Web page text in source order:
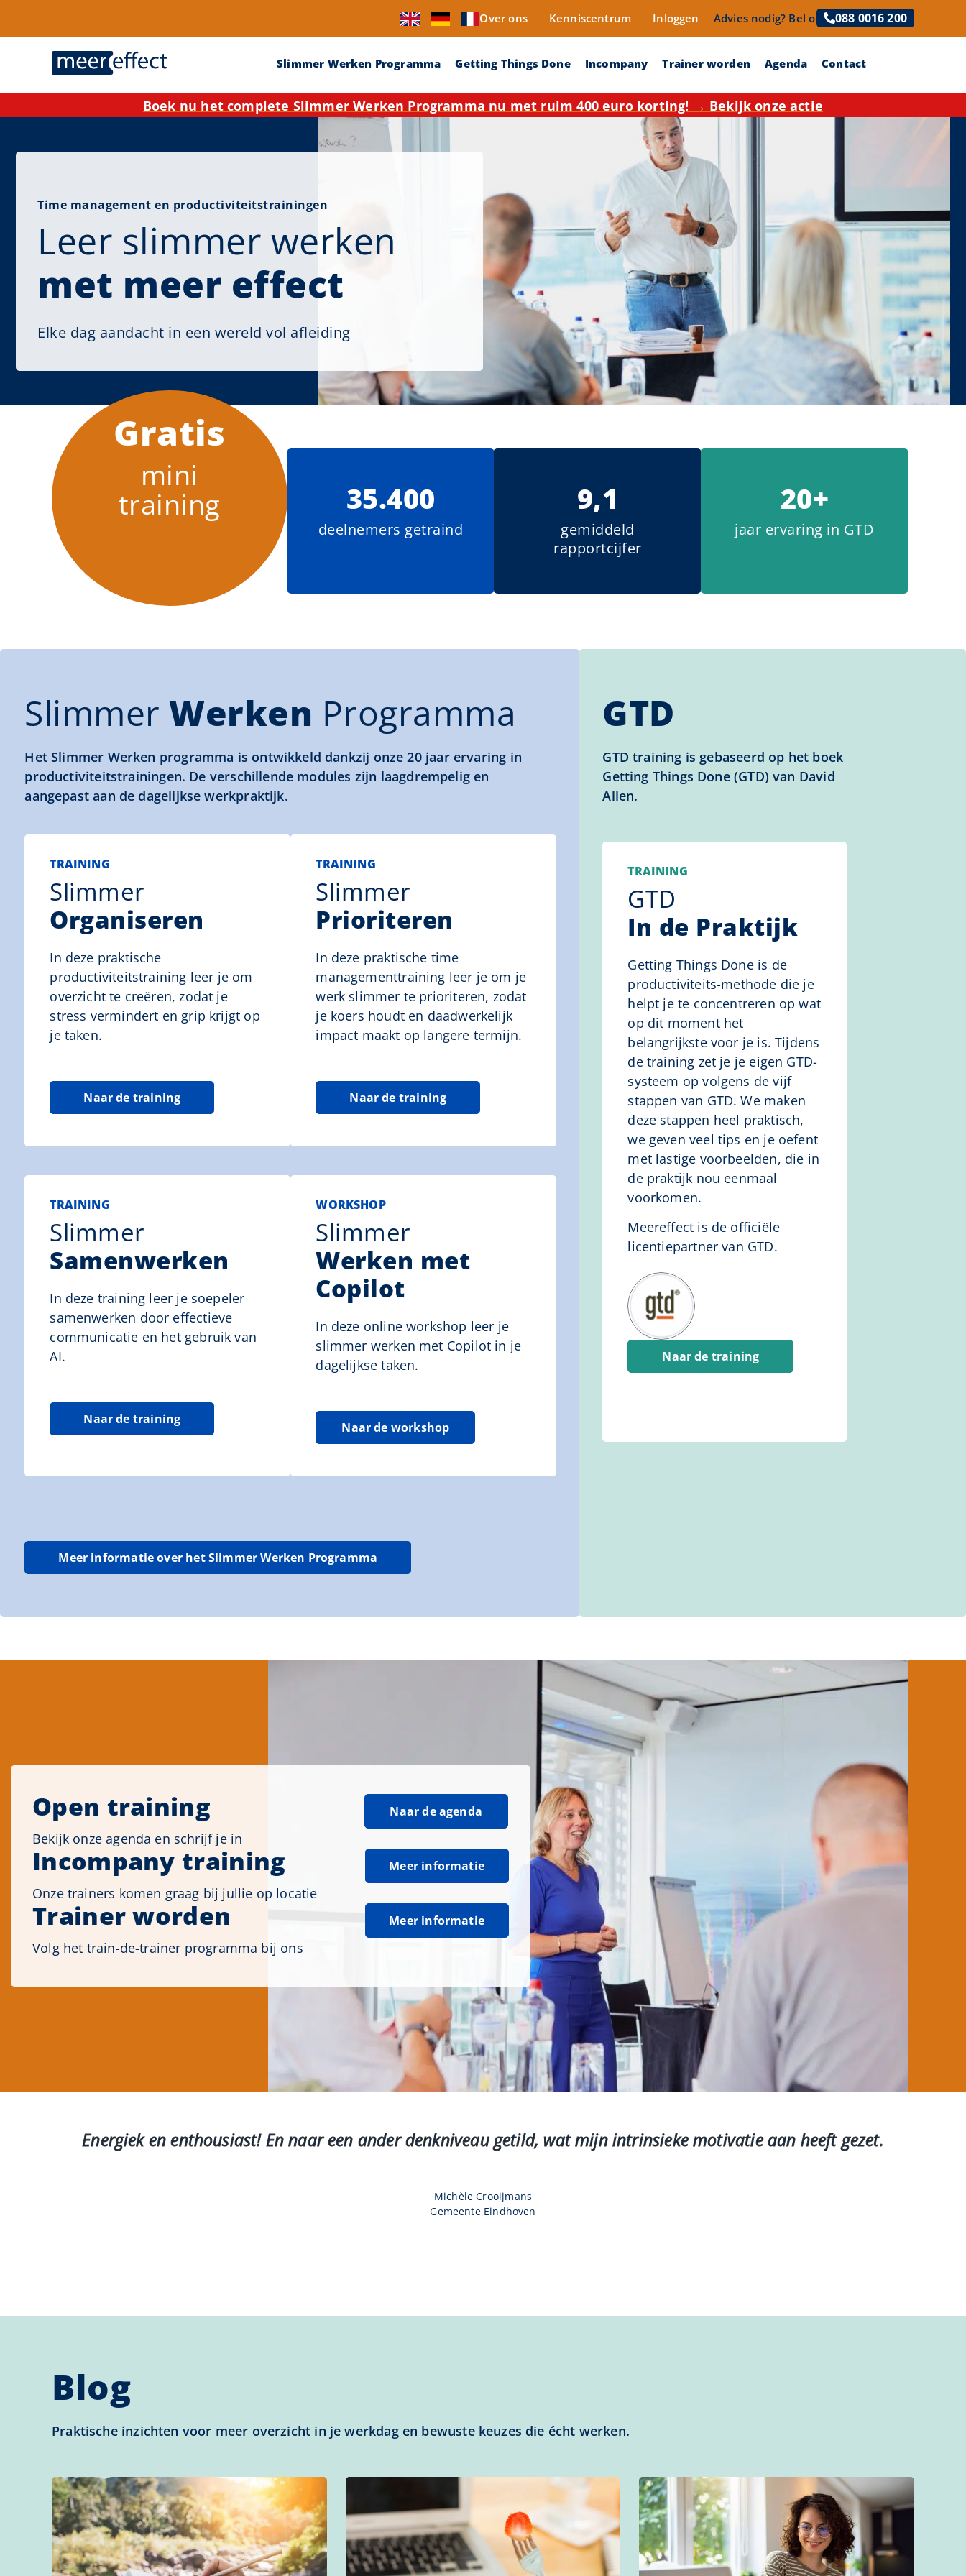
Over ons Kenniscentrum Inloggen Advies nodig? Bel ons! 088 0016 200
Slimmer Werken Programma Getting Things Done Incompany Trainer worden Agenda Contact
Boek nu het complete Slimmer Werken Programma nu met ruim 400 euro korting! → Bekijk onze actie
Time management en productiviteitstrainingen
Leer slimmer werken
met meer effect
Elke dag aandacht in een wereld vol afleiding
Gratis
mini
training 35.400
deelnemers getraind
9,1
gemiddeld
rapportcijfer
20+
jaar ervaring in GTD
SlimmerWerken Programma
Het Slimmer Werken programma is ontwikkeld dankzij onze 20 jaar ervaring in
productiviteitstrainingen. De verschillende modules zijn laagdrempelig en
aangepast aan de dagelijkse werkpraktijk.
TRAINING
Slimmer
Organiseren
In deze praktische
productiviteitstraining leer je om
overzicht te creëren, zodat je
stress vermindert en grip krijgt op
je taken.
Naar de training
TRAINING
Slimmer
Prioriteren
In deze praktische time
managementtraining leer je om je
werk slimmer te prioriteren, zodat
je koers houdt en daadwerkelijk
impact maakt op langere termijn.
Naar de training
TRAINING
Slimmer
Samenwerken
In deze training leer je soepeler
samenwerken door effectieve
communicatie en het gebruik van
AI.
Naar de training
WORKSHOP
Slimmer
Werken met
Copilot
In deze online workshop leer je
slimmer werken met Copilot in je
dagelijkse taken.
Naar de workshop
Meer informatie over het Slimmer Werken Programma
GTD
GTD training is gebaseerd op het boek
Getting Things Done (GTD) van David
Allen.
TRAINING
GTD
In de Praktijk
Getting Things Done is de
productiviteits-methode die je
helpt je te concentreren op wat
op dit moment het
belangrijkste voor je is. Tijdens
de training zet je je eigen GTD-
systeem op volgens de vijf
stappen van GTD. We maken
deze stappen heel praktisch,
we geven veel tips en je oefent
met lastige voorbeelden, die in
de praktijk nou eenmaal
voorkomen.
Meereffect is de officiële
licentiepartner van GTD.
Naar de training
Open training
Bekijk onze agenda en schrijf je in
Naar de agenda
Incompany training
Onze trainers komen graag bij jullie op locatie
Meer informatie
Trainer worden
Volg het train-de-trainer programma bij ons
Meer informatie
Energiek en enthousiast! En naar een ander denkniveau getild, wat mijn intrinsieke motivatie aan heeft gezet.
Michèle Crooijmans
Gemeente Eindhoven
Blog
Praktische inzichten voor meer overzicht in je werkdag en bewuste keuzes die écht werken.